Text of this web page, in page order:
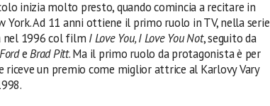
inizia molto presto, quando comincia a recitare in
York. Ad 11 anni ottiene il primo ruolo in TV, nella serie
nel 1996 col film I Love You, I Love You Not, seguito da
eBrad Pitt. Ma il primo ruolo da protagonista è per
riceve un premio come miglior attrice al Karlovy Vary